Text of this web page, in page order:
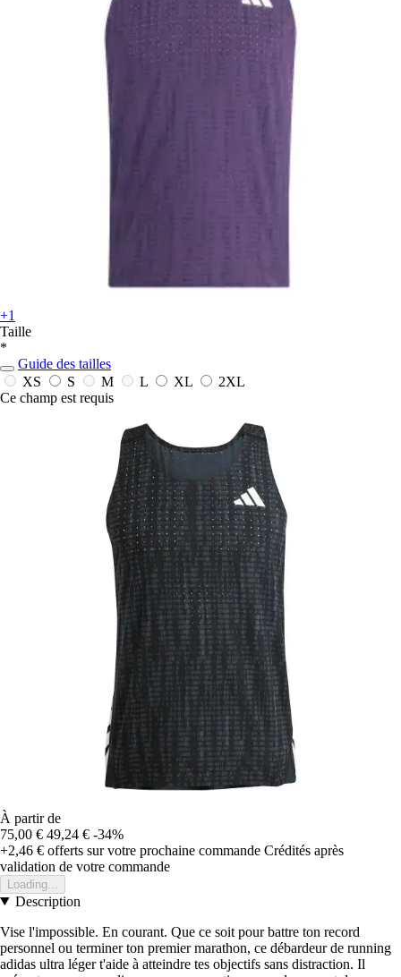
+1
Taille
*
Guide des tailles
XS
S M L XL
2XL
Ce champ est requis
À partir de
75,00 € 49,24 € -34%
+2,46 € offerts sur votre prochaine commande Crédités après
validation de votre commande
Loading...
Description
Vise l'impossible. En courant. Que ce soit pour battre ton record
personnel ou terminer ton premier marathon, ce débardeur de running
adidas ultra léger t'aide à atteindre tes objectifs sans distraction. Il